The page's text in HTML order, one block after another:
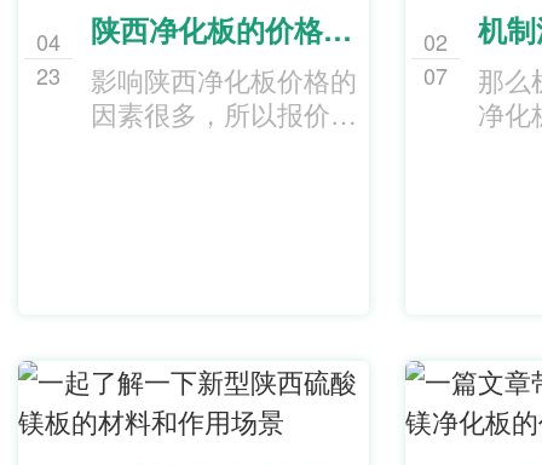
04
23
陕西净化板的价格影响因素以及选购方法
影响陕西净化板价格的
因素很多，所以报价涉
02
07
那么
净化